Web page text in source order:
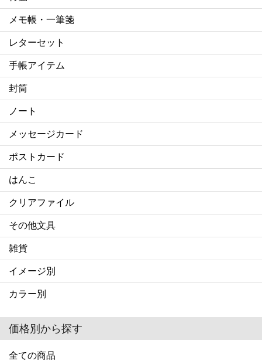
メモ帳・一筆箋
レターセット
手帳アイテム
封筒
ノート
メッセージカード
ポストカード
はんこ
クリアファイル
その他文具
雑貨
イメージ別
カラー別
価格別から探す
全ての商品